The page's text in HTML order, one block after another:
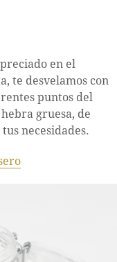
en el
te desvelamos con
puntos del
gruesa, de
necesidades.